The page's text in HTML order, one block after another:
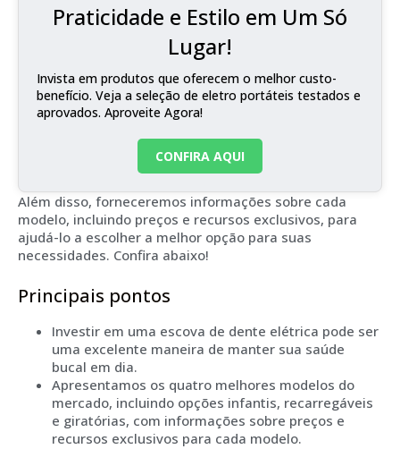
Praticidade e Estilo em Um Só
Lugar!
Invista em produtos que oferecem o melhor custo-
benefício. Veja a seleção de eletro portáteis testados e
aprovados. Aproveite Agora!
CONFIRA AQUI
Além disso, forneceremos informações sobre cada
modelo, incluindo preços e recursos exclusivos, para
ajudá-lo a escolher a melhor opção para suas
necessidades. Confira abaixo!
Principais pontos
Investir em uma escova de dente elétrica pode ser
uma excelente maneira de manter sua saúde
bucal em dia.
Apresentamos os quatro melhores modelos do
mercado, incluindo opções infantis, recarregáveis
e giratórias, com informações sobre preços e
recursos exclusivos para cada modelo.